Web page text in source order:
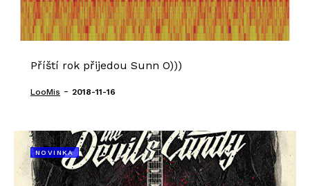
Příští rok přijedou Sunn O)))
LooMis - 2018-11-16
NOVINKA